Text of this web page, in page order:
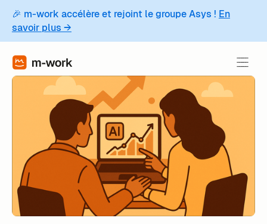
🎉 m-work accélère et rejoint le groupe Asys ! En
savoir plus →